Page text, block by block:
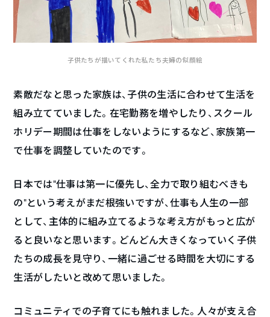
子供たちが描いてくれた私たち夫婦の似顔絵
素敵だなと思った家族は、子供の生活に合わせて生活を
組み立てていました。在宅勤務を増やしたり、スクール
ホリデー期間は仕事をしないようにするなど、家族第一
で仕事を調整していたのです。
日本では”仕事は第一に優先し、全力で取り組むべきも
の”という考えがまだ根強いですが、仕事も人生の一部
として、主体的に組み立てるような考え方がもっと広が
ると良いなと思います。どんどん大きくなっていく子供
たちの成長を見守り、一緒に過ごせる時間を大切にする
生活がしたいと改めて思いました。
コミュニティでの子育てにも触れました。人々が支え合